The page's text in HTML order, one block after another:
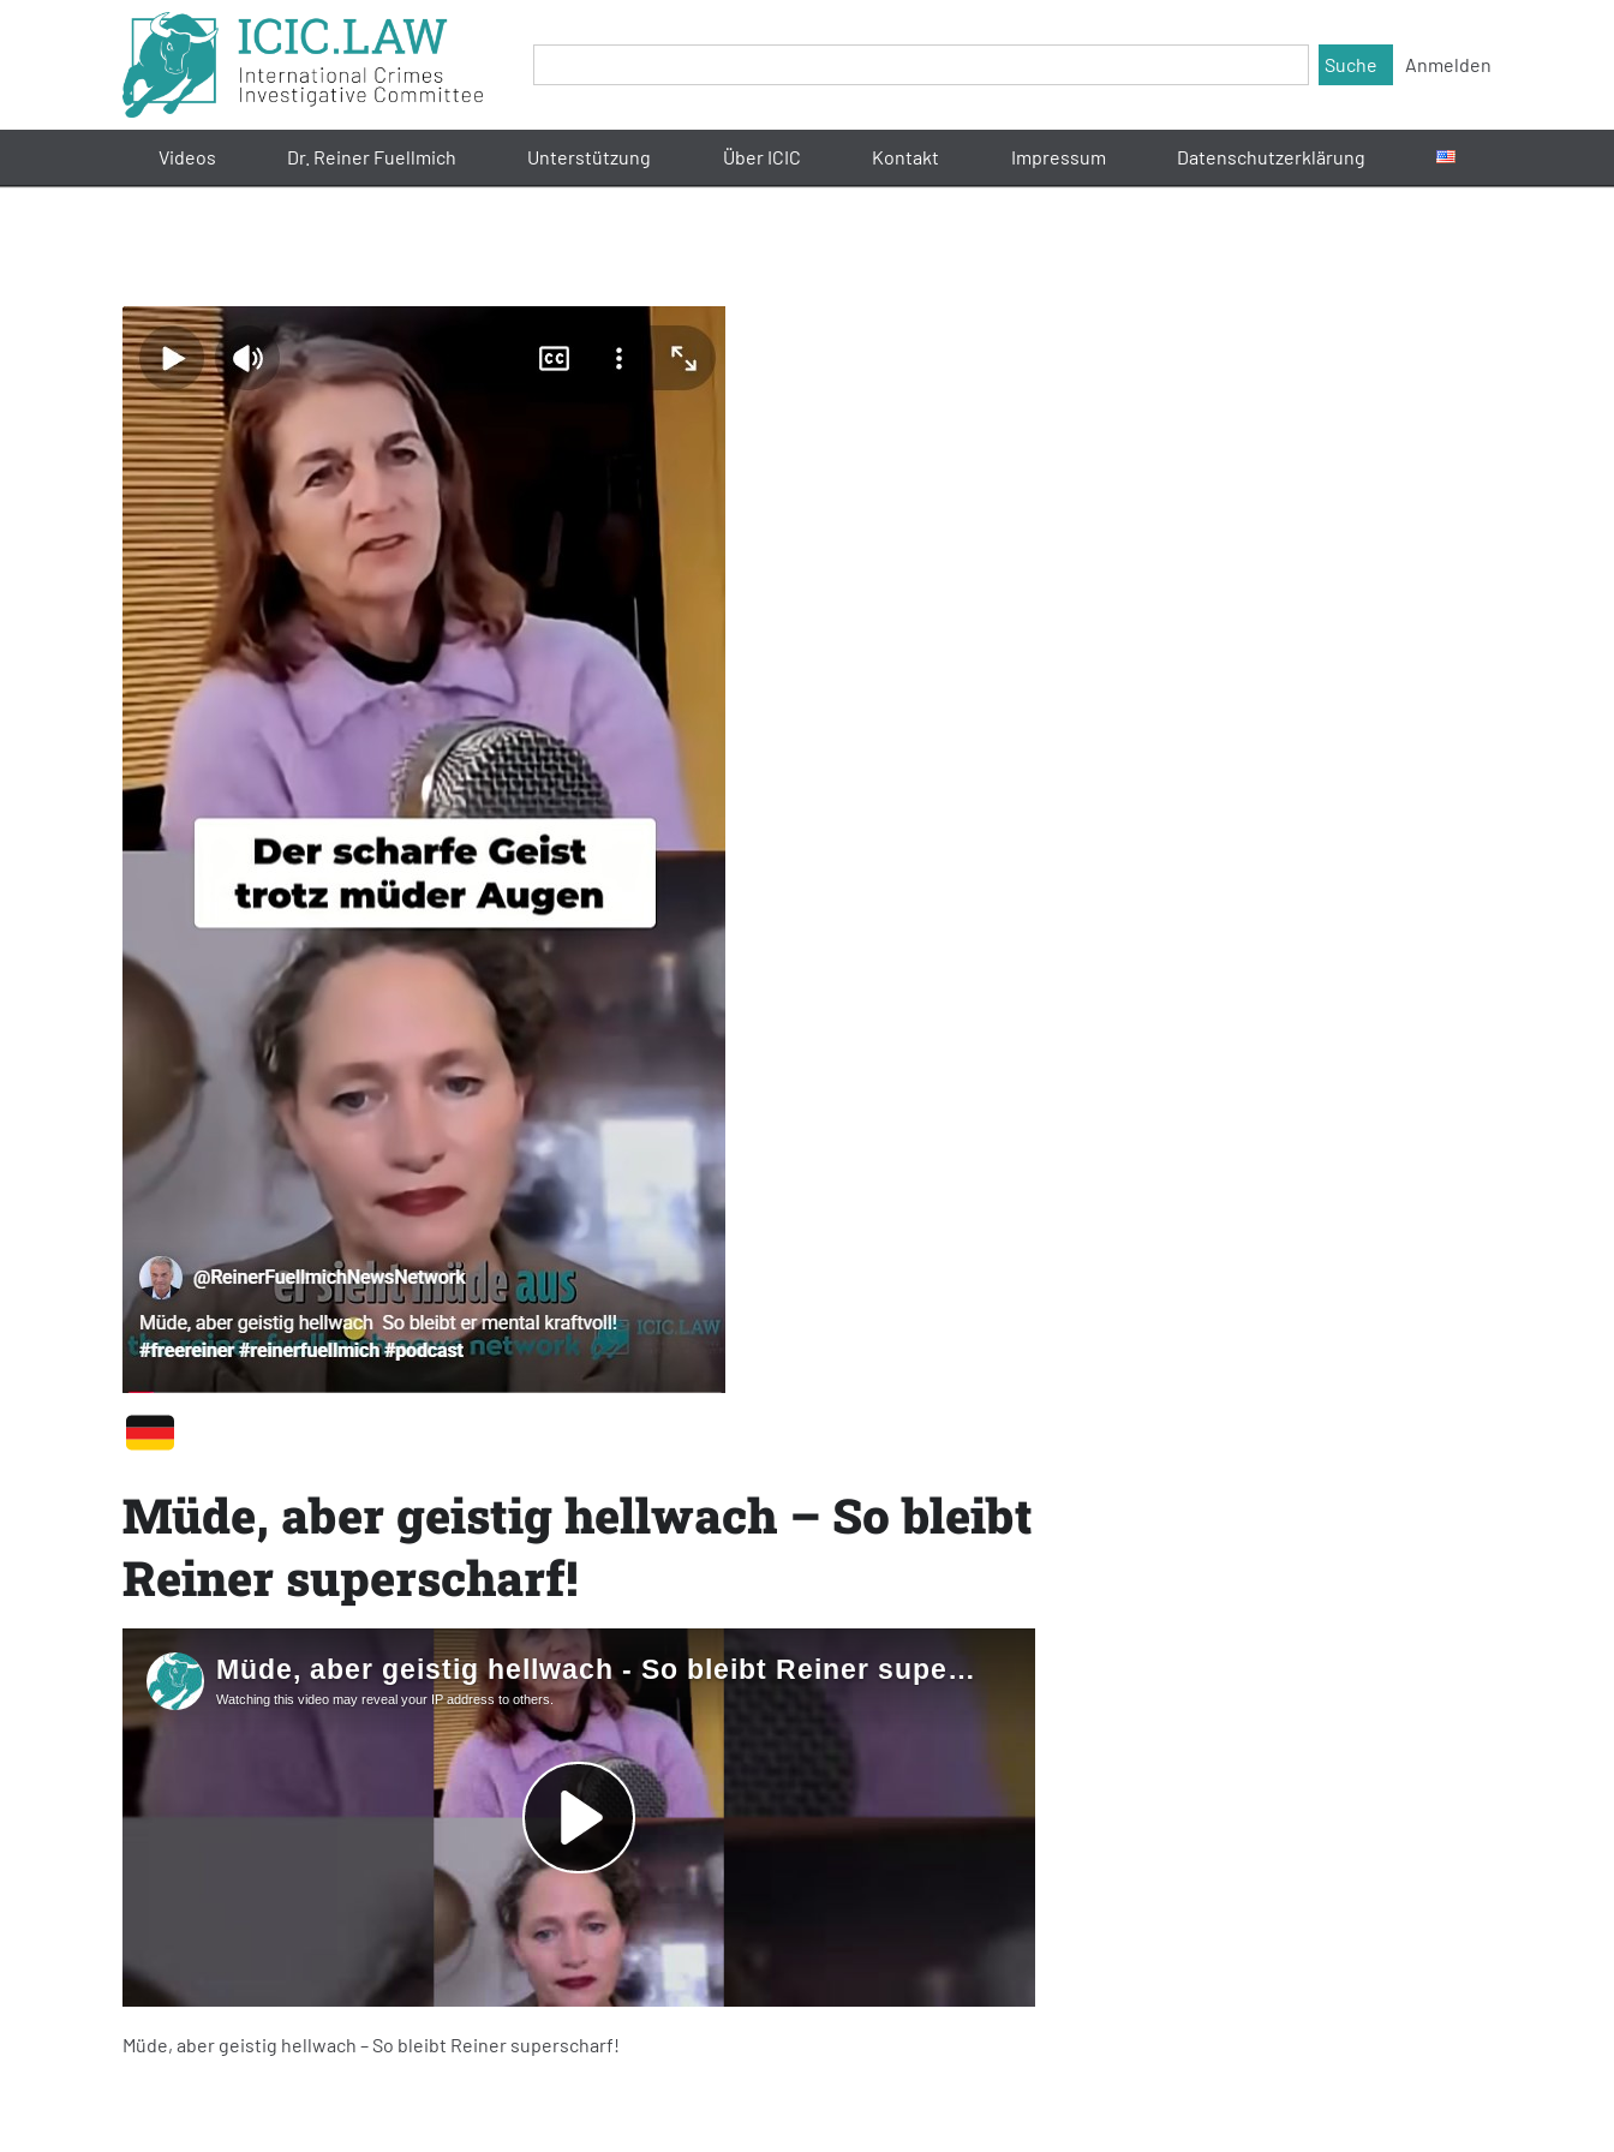
Suche Anmelden
Videos Dr. Reiner Fuellmich Unterstützung Über ICIC Kontakt Impressum Datenschutzerklärung
Müde, aber geistig hellwach – So bleibt
Reiner superscharf!
Müde, aber geistig hellwach – So bleibt Reiner superscharf!